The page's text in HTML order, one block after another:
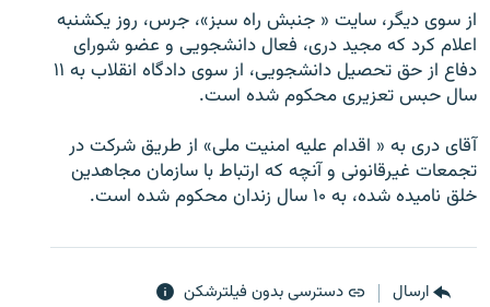
از سوی ديگر، سايت « جنبش راه سبز»، جرس، روز يکشنبه
اعلام کرد که مجيد دری، فعال دانشجويی و عضو شورای
دفاع از حق تحصيل دانشجويی، از سوی دادگاه انقلاب به ۱۱
سال حبس تعزيری محکوم شده است.
آقای دری به « اقدام عليه امنيت ملی» از طريق شرکت در
تجمعات غيرقانونی و آنچه که ارتباط با سازمان مجاهدين
خلق ناميده شده، به ۱۰ سال زندان محکوم شده است.
ارسال دسترسی بدون فیلترشکن